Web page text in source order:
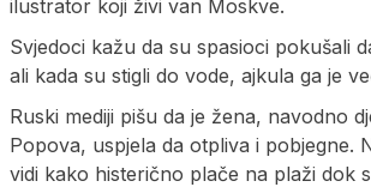
ilustrator koji živi van Moskve.
Svjedoci kažu da su spasioci pokušali
ali kada su stigli do vode, ajkula ga je
Ruski mediji pišu da je žena, navodno
Popova, uspjela da otpliva i pobjegne.
vidi kako histerično plače na plaži dok